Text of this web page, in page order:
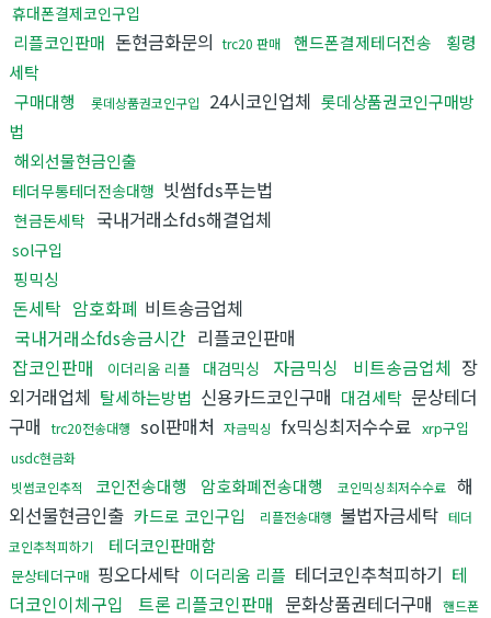
휴대폰결제코인구입
리플코인판매 돈현금화문의 trc20 판매 핸드폰결제테더전송
횡령
세탁
구매대행
롯데상품권코인구입 24시코인업체 롯데상품권코인구매방
법
해외선물현금인출
테더무통테더전송대행 빗썸fds푸는법
현금돈세탁 국내거래소fds해결업체
sol구입
핑믹싱
돈세탁 암호화폐 비트송금업체
국내거래소fds송금시간 리플코인판매
잡코인판매
이더리움 리플 대검믹싱 자금믹싱 비트송금업체 장
외거래업체 탈세하는방법 신용카드코인구매 대검세탁 문상테더
구매
trc20전송대행 sol판매처 자금믹싱 fx믹싱최저수수료 xrp구입
usdc현금화
빗썸코인추적
코인전송대행 암호화폐전송대행 코인믹싱최저수수료 해
외선물현금인출 카드로 코인구입 리플전송대행 불법자금세탁 테더
코인추척피하기
테더코인판매함
문상테더구매 핑오다세탁 이더리움 리플 테더코인추척피하기 테
더코인이체구입
트론 리플코인판매 문화상품권테더구매
핸드폰